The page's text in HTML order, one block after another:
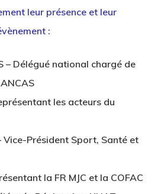
leur présence et leur
:
– Délégué national chargé de
les acteurs du
Vice-Président Sport, Santé et
la FR MJC et la COFAC